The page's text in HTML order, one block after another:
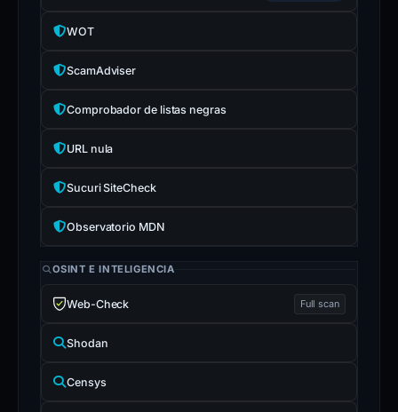
WOT
ScamAdviser
Comprobador de listas negras
URL nula
Sucuri SiteCheck
Observatorio MDN
OSINT E INTELIGENCIA
Web-Check Full scan
Shodan
Censys